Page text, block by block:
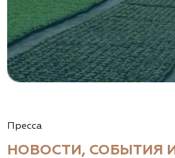
Пресса
НОВОСТИ, СОБЫТИЯ И